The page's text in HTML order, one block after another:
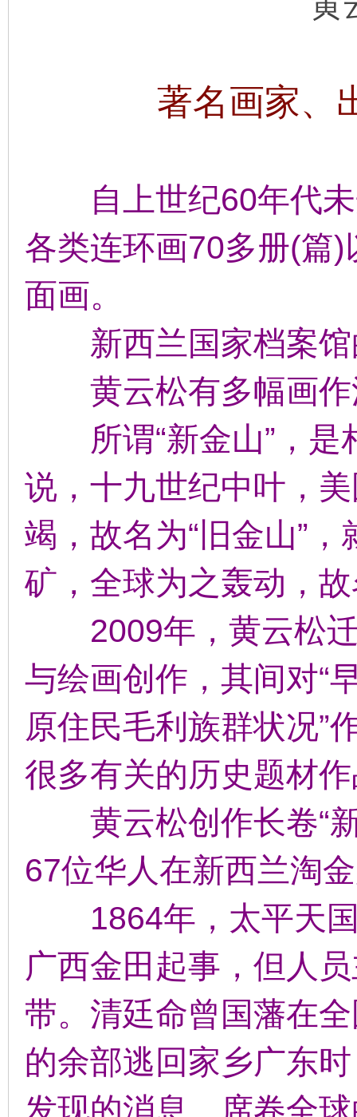
著名画家、
自上世纪60年代
各类连环画70多册(篇
面画。
新西兰国家档案馆
黄云松有多幅画作
所谓“新金山”，是
说，十九世纪中叶，
竭，故名为“旧金山”
矿，全球为之轰动，故
2009年，黄云松迁
与绘画创作，其间对“
原住民毛利族群状况”
很多有关的历史题材
黄云松创作长卷“新
67位华人在新西兰淘
1864年，太平天国
广西金田起事，但人
带。清廷命曾国藩在
的余部逃回家乡广东